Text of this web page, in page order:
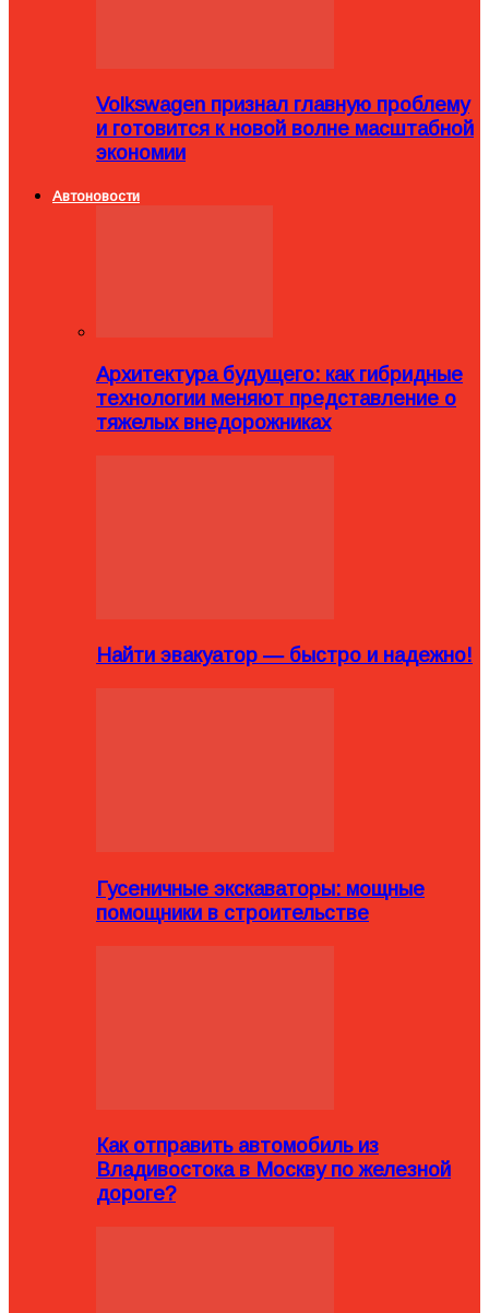
Volkswagen признал главную проблему
и готовится к новой волне масштабной
экономии
Автоновости
Архитектура будущего: как гибридные
технологии меняют представление о
тяжелых внедорожниках
Найти эвакуатор — быстро и надежно!
Гусеничные экскаваторы: мощные
помощники в строительстве
Как отправить автомобиль из
Владивостока в Москву по железной
дороге?